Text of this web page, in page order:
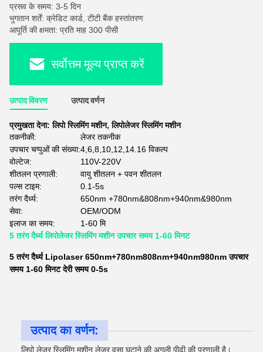
प्रसव के समय: 3-5 दिन
भुगतान शर्तें: क्रेडिट कार्ड, टीटी बैंक हस्तांतरण
आपूर्ति की क्षमता: प्रति माह 300 पीसी
सर्वोत्तम मूल्य प्राप्त करें
उत्पाद विवरण उत्पाद वर्णन
प्रमुखता देना:लिपो स्लिमिंग मशीन,लिपोलेजर स्लिमिंग मशीन
तकनीकी:
लेजर तकनीक
उपचार चप्पुओं की संख्या:4,6,8,10,12,14.16 विकल्प
वोल्टेज:
110V-220V
शीतलन प्रणाली:
वायु शीतलन + पवन शीतलन
पल्स टाइम:
0.1-5s
तरंग दैर्ध्य:
650nm +780nm&808nm+940nm&980nm
सेवा:
OEM/ODM
इलाज का समय:
1-60 मि
5 तरंग दैर्ध्य लिपोलेजर स्लिमिंग मशीन उपचार समय 1-60 मिनट
5 तरंग दैर्ध्य Lipolaser 650nm+780nm808nm+940nm980nm उपचार
समय 1-60 मिनट देरी समय 0-5s
उत्पाद का वर्णन:
लिपो लेजर स्लिमिंग मशीन लेजर वसा घटाने की अगली पीढ़ी की प्रणाली है।